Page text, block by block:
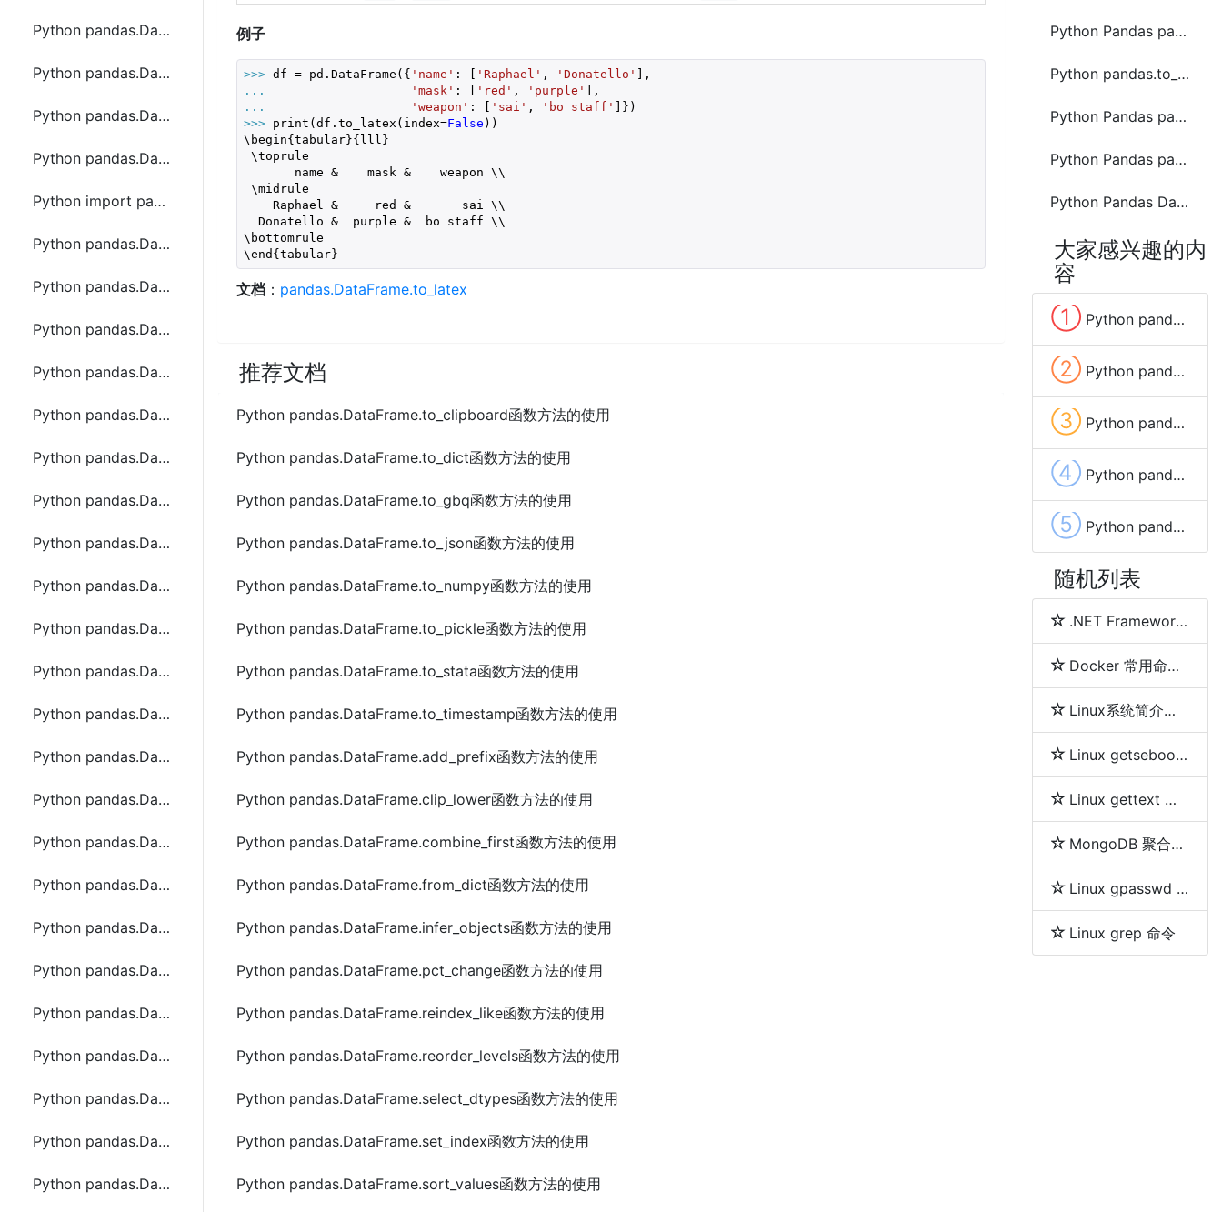
Python pandas.DataFrame.replace函数方法的使用
Python pandas.DataFrame.resample函数方法的使用
Python pandas.DataFrame.reset_index函数方法的使用
Python pandas.DataFrame.rfloordiv函数方法的使用
Python import pandas_datareader报错(ImportError cannot import name 'is_list_like')
Python pandas.DataFrame.rolling函数方法的使用
Python pandas.DataFrame.round函数方法的使用
Python pandas.DataFrame.sample函数方法的使用
Python pandas.DataFrame.select_dtypes函数方法的使用
Python pandas.DataFrame.set_axis函数方法的使用
Python pandas.DataFrame.set_index函数方法的使用
Python pandas.DataFrame.shift函数方法的使用
Python pandas.DataFrame.sort_index函数方法的使用
Python pandas.DataFrame.sort_values函数方法的使用
Python pandas.DataFrame.squeeze函数方法的使用
Python pandas.DataFrame.stack函数方法的使用
Python pandas.DataFrame.sub函数方法的使用
Python pandas.DataFrame.sum函数方法的使用
Python pandas.DataFrame.tail函数方法的使用
Python pandas.DataFrame.take函数方法的使用
Python pandas.DataFrame.to_clipboard函数方法的使用
Python pandas.DataFrame.to_csv函数方法的使用
Python pandas.DataFrame.to_dict函数方法的使用
Python pandas.DataFrame.to_excel函数方法的使用
Python pandas.DataFrame.to_gbq函数方法的使用
Python pandas.DataFrame.to_hdf函数方法的使用
Python pandas.DataFrame.to_json函数方法的使用
Python pandas.DataFrame.to_latex函数方法的使用
例子
>>> df = pd.DataFrame({ 'name' : [ 'Raphael' , 'Donatello'
...
'mask' : [ 'red' , 'purple'
...
'weapon' : [ 'sai' , 'bo staff'
>>> print(df.to_latex(index=False ))
\begin{tabular}{lll}
\toprule
       name &    mask &    weapon \\
\midrule
    Raphael &     red &       sai \\
  Donatello &  purple &  bo staff \\
\bottomrule
\end{tabular}
文档 ： pandas.DataFrame.to_latex
推荐文档
Python pandas.DataFrame.to_clipboard函数方法的使用
Python pandas.DataFrame.to_dict函数方法的使用
Python pandas.DataFrame.to_gbq函数方法的使用
Python pandas.DataFrame.to_json函数方法的使用
Python pandas.DataFrame.to_numpy函数方法的使用
Python pandas.DataFrame.to_pickle函数方法的使用
Python pandas.DataFrame.to_stata函数方法的使用
Python pandas.DataFrame.to_timestamp函数方法的使用
Python pandas.DataFrame.add_prefix函数方法的使用
Python pandas.DataFrame.clip_lower函数方法的使用
Python pandas.DataFrame.combine_first函数方法的使用
Python pandas.DataFrame.from_dict函数方法的使用
Python pandas.DataFrame.infer_objects函数方法的使用
Python pandas.DataFrame.pct_change函数方法的使用
Python pandas.DataFrame.reindex_like函数方法的使用
Python pandas.DataFrame.reorder_levels函数方法的使用
Python pandas.DataFrame.select_dtypes函数方法的使用
Python pandas.DataFrame.set_index函数方法的使用
Python pandas.DataFrame.sort_values函数方法的使用
Python Pandas pandas.DataFrame.to_xml函数方法的使用
Python pandas.to_timedelta函数方法的使用
Python Pandas pandas.DataFrame.from_records函数方法的使用
Python Pandas pandas.read_json函数方法的使用
Python Pandas DataFrame append 方法报错原因及解决方法
大家感兴趣的内
容
① Python pandas.to_numeric函数方法的使用
② Python pandas.DataFrame.ewm函数方法的使用
③ Python pandas.DataFrame.copy函数方法的使用
④ Python pandas.DataFrame.agg函数方法的使用
⑤ Python pandas.DataFrame.filter函数方法的使用
随机列表
.NET Framework、.NET Core、.NET 5、.NET 6和.NET 7 简介及区别
Docker 常用命令详解
Linux系统简介及各发行版之间区别
Linux getsebool 命令
Linux gettext 命令
MongoDB 聚合分组等及删除重复数据的方法
Linux gpasswd 命令
Linux grep 命令